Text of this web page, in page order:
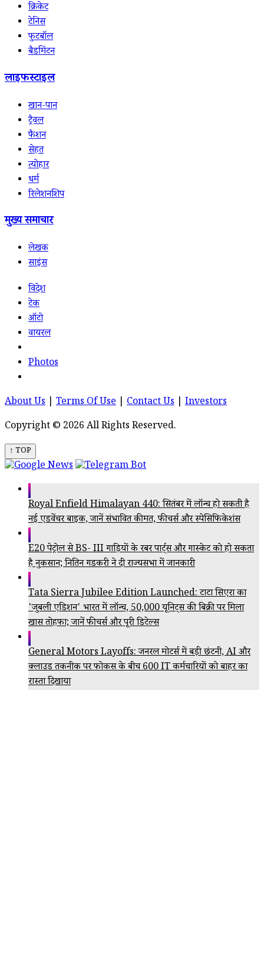
क्रिकेट
टेनिस
फुटबॉल
बैडमिंटन
लाइफस्टाइल
खान-पान
ट्रैवल
फैशन
सेहत
त्योहार
धर्म
रिलेशनशिप
मुख्य समाचार
लेखक
साइंस
विदेश
टेक
ऑटो
वायरल
Photos
About Us Terms Of Use Contact Us
Investors
Copyright © 2026 All Rights Reserved.
↑ TOP
Royal Enfield Himalayan 440: सितंबर में लॉन्च हो सकती है
नई एडवेंचर बाइक, जानें संभावित कीमत, फीचर्स और स्पेसिफिकेशंस
E20 पेट्रोल से BS- III गाड़ियों के रबर पार्ट्स और गास्केट को हो सकता
है नुकसान; नितिन गडकरी ने दी राज्यसभा में जानकारी
Tata Sierra Jubilee Edition Launched: टाटा सिएरा का
'जुबली एडिशन' भारत में लॉन्च, 50,000 यूनिट्स की बिक्री पर मिला
खास तोहफा; जानें फीचर्स और पूरी डिटेल्स
General Motors Layoffs: जनरल मोटर्स में बड़ी छंटनी, AI और
क्लाउड तकनीक पर फोकस के बीच 600 IT कर्मचारियों को बाहर का
रास्ता दिखाया